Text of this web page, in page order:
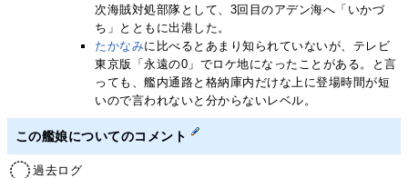
次海賊対処部隊として、3回目のアデン海へ「いかづ
ち」とともに出港した。
たかなみに比べるとあまり知られていないが、テレビ
東京版「永遠の0」でロケ地になったことがある。と言
っても、艦内通路と格納庫内だけな上に登場時間が短
いので言われないと分からないレベル。
この艦娘についてのコメント
過去ログ